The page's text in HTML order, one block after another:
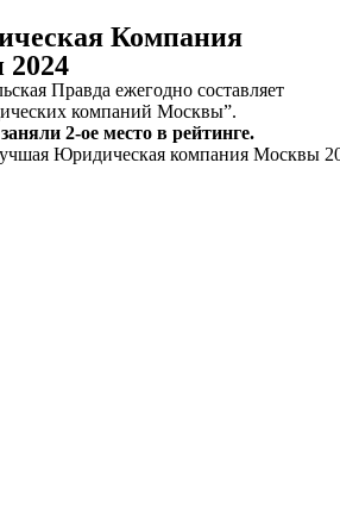
Компания
Правда ежегодно составляет
компаний Москвы”.
2-ое место в рейтинге.